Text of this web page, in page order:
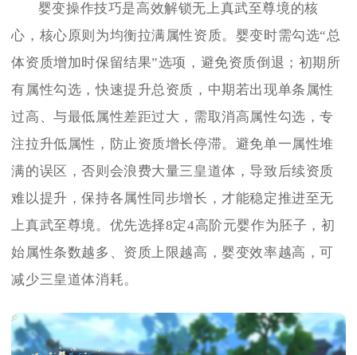
婴变操作技巧是高效解锁无上真武至尊境的核
心，核心原则为均衡拉满属性资质。婴变时需勾选“总
体资质增加时保留结果”选项，避免资质倒退；初期所
有属性勾选，快速提升总资质，中期若出现单条属性
过高、与最低属性差距过大，需取消高属性勾选，专
注拉升低属性，防止资质增长停滞。避免单一属性堆
满的误区，否则会浪费大量三皇道体，导致后续资质
难以提升，保持各属性同步增长，才能稳定推进至无
上真武至尊境。优先选择8定4高阶元婴作为胚子，初
始属性条数越多、资质上限越高，婴变效率越高，可
减少三皇道体消耗。